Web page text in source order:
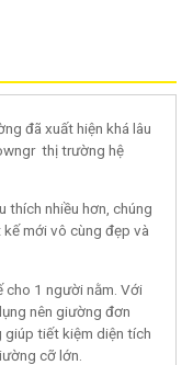
đã xuất hiện khá lâu
thị trường hệ
thích nhiều hơn, chúng
mới vô cùng đẹp và
1 người nằm. Với
nên giường đơn
giúp tiết kiệm diện tích
cỡ lớn.